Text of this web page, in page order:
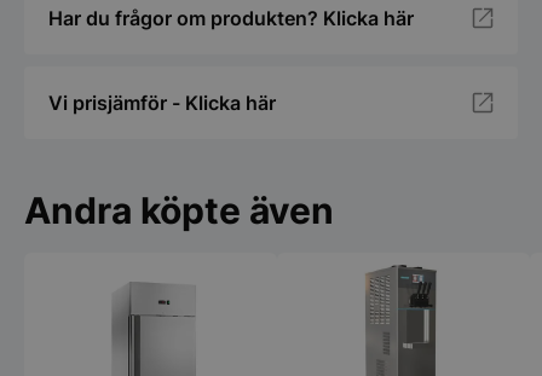
Har du frågor om produkten? Klicka här
Vi prisjämför - Klicka här
Andra köpte även